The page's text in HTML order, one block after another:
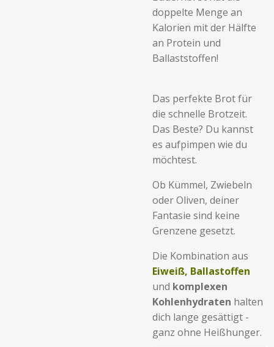
doppelte Menge an
Kalorien mit der Hälfte
an Protein und
Ballaststoffen!
Das perfekte Brot für
die schnelle Brotzeit.
Das Beste? Du kannst
es aufpimpen wie du
möchtest.
Ob Kümmel, Zwiebeln
oder Oliven, deiner
Fantasie sind keine
Grenzene gesetzt.
Die Kombination aus
Eiweiß, Ballastoffen
und komplexen
Kohlenhydraten halten
dich lange gesättigt -
ganz ohne Heißhunger.